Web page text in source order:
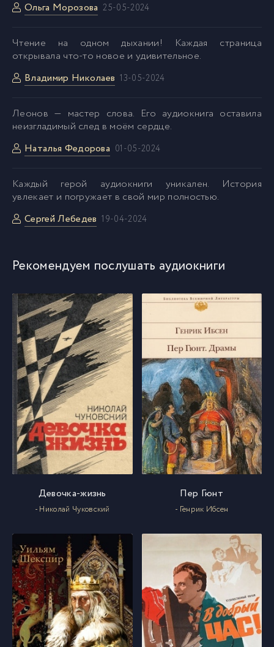
Ольга Морозова 25-05-2024
Чтение на одном дыхании! Каждая страница
открывала что-то новое и удивительное.
Владимир Николаев 13-05-2024
Леонов — мастер слова. Его аудиокнига оставила
неизгладимый след в моём сердце.
Наталья Федорова 01-05-2024
Kаждый герой аудиокниги уникален. История
увлекает и погружает в свой мир полностью.
Сергей Лебедев 19-04-2024
Рекомендуем послушать аудиокниги
Девочка-жизнь
- Николай Чуковский
Пер Гюнт
- Генрик Ибсен